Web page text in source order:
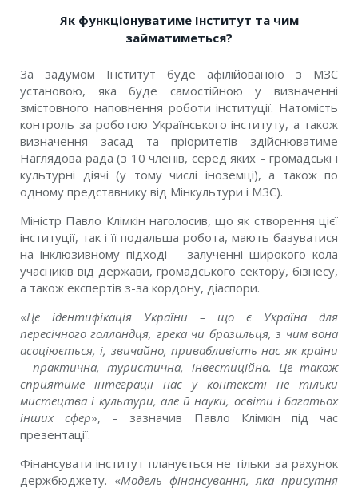
Як функціонуватиме Інститут та чим
займатиметься?
За задумом Інститут буде афілійованою з МЗС
установою, яка буде самостійною у визначенні
змістовного наповнення роботи інституції. Натомість
контроль за роботою Українського інституту, а також
визначення засад та пріоритетів здійснюватиме
Наглядова рада (з 10 членів, серед яких – громадські і
культурні діячі (у тому числі іноземці), а також по
одному представнику від Мінкультури і МЗС).
Міністр Павло Клімкін наголосив, що як створення цієї
інституції, так і її подальша робота, мають базуватися
на інклюзивному підході – залученні широкого кола
учасників від держави, громадського сектору, бізнесу,
а також експертів з-за кордону, діаспори.
«Це ідентифікація України – що є Україна для
пересічного голландця, грека чи бразильця, з чим вона
асоціюється, і, звичайно, привабливість нас як країни
– практична, туристична, інвестиційна. Це також
сприятиме інтеграції нас у контексті не тільки
мистецтва і культури, але й науки, освіти і багатьох
інших сфер», – зазначив Павло Клімкін під час
презентації.
Фінансувати інститут планується не тільки за рахунок
держбюджету. «Модель фінансування, яка присутня